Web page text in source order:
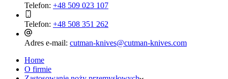
Telefon: +48 509 023 107
Telefon: +48 508 351 262
Adres e-mail: cutman-knives@cutman-knives.com
Home
O firmie